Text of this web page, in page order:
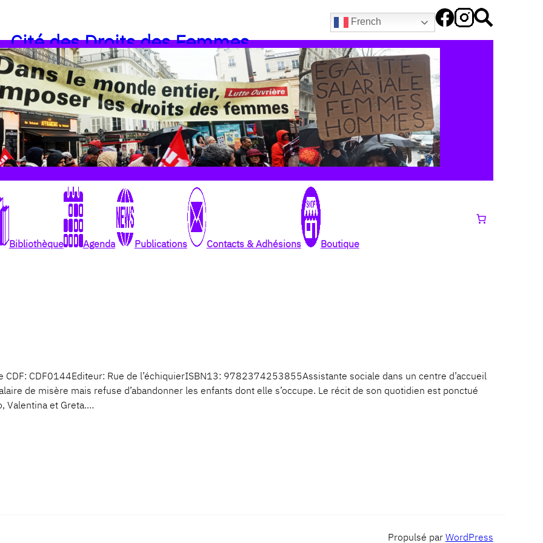
French
Cité des Droits des Femmes
Bibliothèque Agenda Publications Contacts & Adhésions Boutique
CDF: CDF0144Editeur: Rue de l’échiquierISBN13: 9782374253855Assistante sociale dans un centre d’accueil
de misère mais refuse d’abandonner les enfants dont elle s’occupe. Le récit de son quotidien est ponctué
Valentina et Greta.…
Propulsé par WordPress